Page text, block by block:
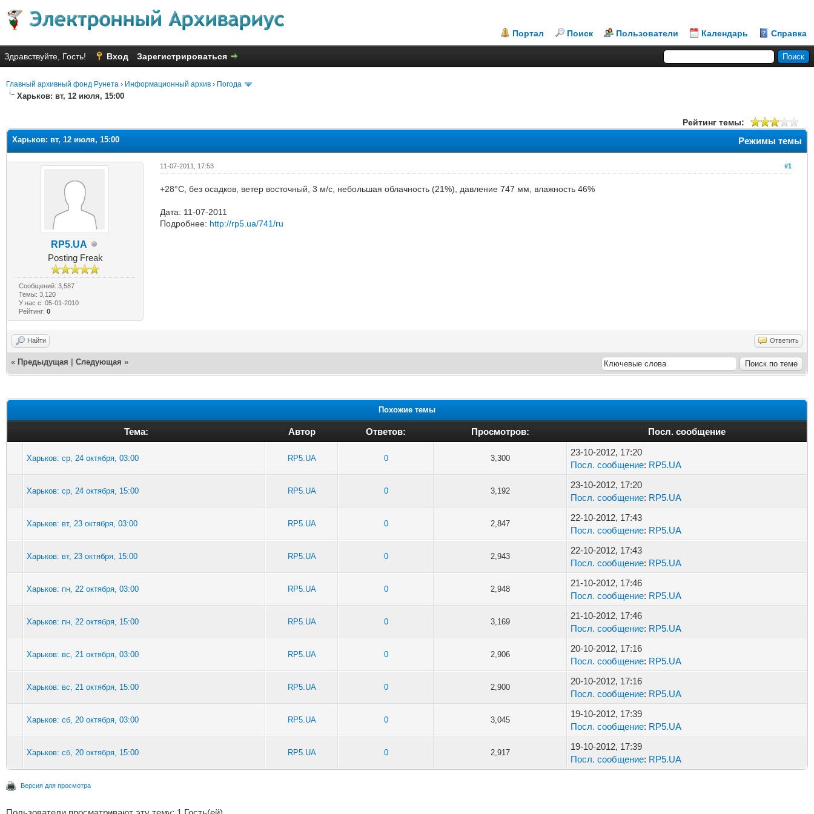
Портал Поиск Пользователи Календарь Справка
Здравствуйте, Гость! Вход Зарегистрироваться
Главный архивный фонд Рунета › Информационный архив › Погода
Харьков: вт, 12 июля, 15:00
Рейтинг темы:
Режимы темы
Харьков: вт, 12 июля, 15:00
RP5.UA
Posting Freak
Сообщений: 3,587
Темы: 3,120
У нас с: 05-01-2010
Рейтинг:0
#1
11-07-2011, 17:53
+28°C, без осадков, ветер восточный, 3 м/с, небольшая облачность (21%), давление 747 мм, влажность 46%
Дата: 11-07-2011
Подробнее: http://rp5.ua/741/ru
Найти Ответить
« Предыдущая Следующая »
Похожие темы
Тема: Автор Ответов: Просмотров: Посл. сообщение
Харьков: ср, 24 октября, 03:00 RP5.UA 0 3,300
23-10-2012, 17:20
Посл. сообщение: RP5.UA
Харьков: ср, 24 октября, 15:00 RP5.UA 0 3,192
23-10-2012, 17:20
Посл. сообщение: RP5.UA
Харьков: вт, 23 октября, 03:00 RP5.UA 0 2,847
22-10-2012, 17:43
Посл. сообщение: RP5.UA
Харьков: вт, 23 октября, 15:00 RP5.UA 0 2,943
22-10-2012, 17:43
Посл. сообщение: RP5.UA
Харьков: пн, 22 октября, 03:00 RP5.UA 0 2,948
21-10-2012, 17:46
Посл. сообщение: RP5.UA
Харьков: пн, 22 октября, 15:00 RP5.UA 0 3,169
21-10-2012, 17:46
Посл. сообщение: RP5.UA
Харьков: вс, 21 октября, 03:00 RP5.UA 0 2,906
20-10-2012, 17:16
Посл. сообщение: RP5.UA
Харьков: вс, 21 октября, 15:00 RP5.UA 0 2,900
20-10-2012, 17:16
Посл. сообщение: RP5.UA
Харьков: сб, 20 октября, 03:00 RP5.UA 0 3,045
19-10-2012, 17:39
Посл. сообщение: RP5.UA
Харьков: сб, 20 октября, 15:00 RP5.UA 0 2,917
19-10-2012, 17:39
Посл. сообщение: RP5.UA
Версия для просмотра